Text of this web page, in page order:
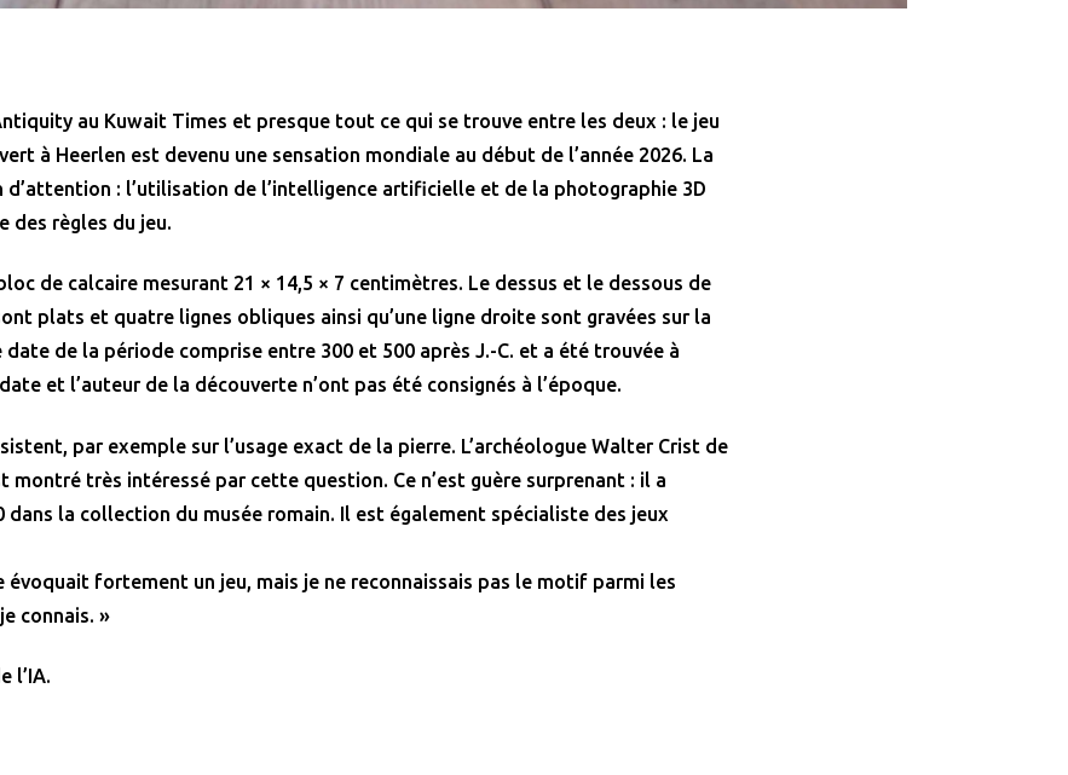
au Kuwait Times et presque tout ce qui se trouve entre les deux : le jeu
à Heerlen est devenu une sensation mondiale au début de l’année 2026. La
: l’utilisation de l’intelligence artificielle et de la photographie 3D
des règles du jeu.
de calcaire mesurant 21 × 14,5 × 7 centimètres. Le dessus et le dessous de
plats et quatre lignes obliques ainsi qu’une ligne droite sont gravées sur la
date de la période comprise entre 300 et 500 après J.-C. et a été trouvée à
et l’auteur de la découverte n’ont pas été consignés à l’époque.
par exemple sur l’usage exact de la pierre. L’archéologue Walter Crist de
montré très intéressé par cette question. Ce n’est guère surprenant : il a
dans la collection du musée romain. Il est également spécialiste des jeux
évoquait fortement un jeu, mais je ne reconnaissais pas le motif parmi les
connais. »
l’IA.